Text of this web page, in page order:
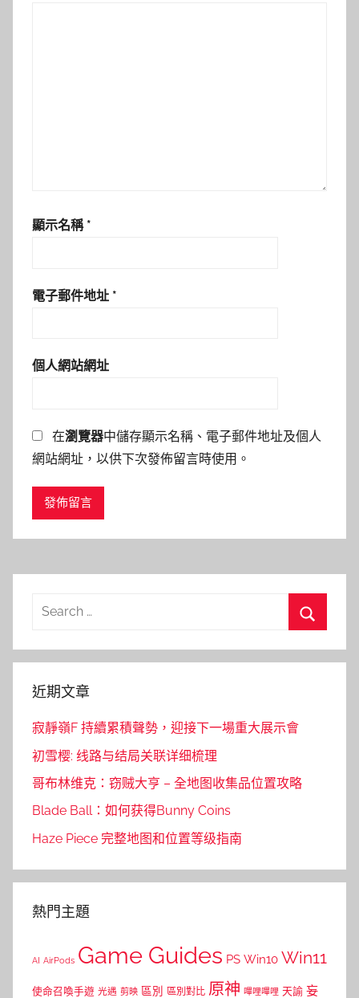
顯示名稱 *
電子郵件地址 *
個人網站網址
在瀏覽器中儲存顯示名稱、電子郵件地址及個人
網站網址，以供下次發佈留言時使用。
Search
近期文章
寂靜嶺F 持續累積聲勢，迎接下一場重大展示會
初雪樱: 线路与结局关联详细梳理
哥布林维克：窃贼大亨 – 全地图收集品位置攻略
Blade Ball：如何获得Bunny Coins
Haze Piece 完整地图和位置等级指南
熱門主題
AI AirPods Game Guides PS Win10 Win11
使命召喚手遊 光遇 剪映 區別 區別對比 原神 嗶哩嗶哩 天諭 妄